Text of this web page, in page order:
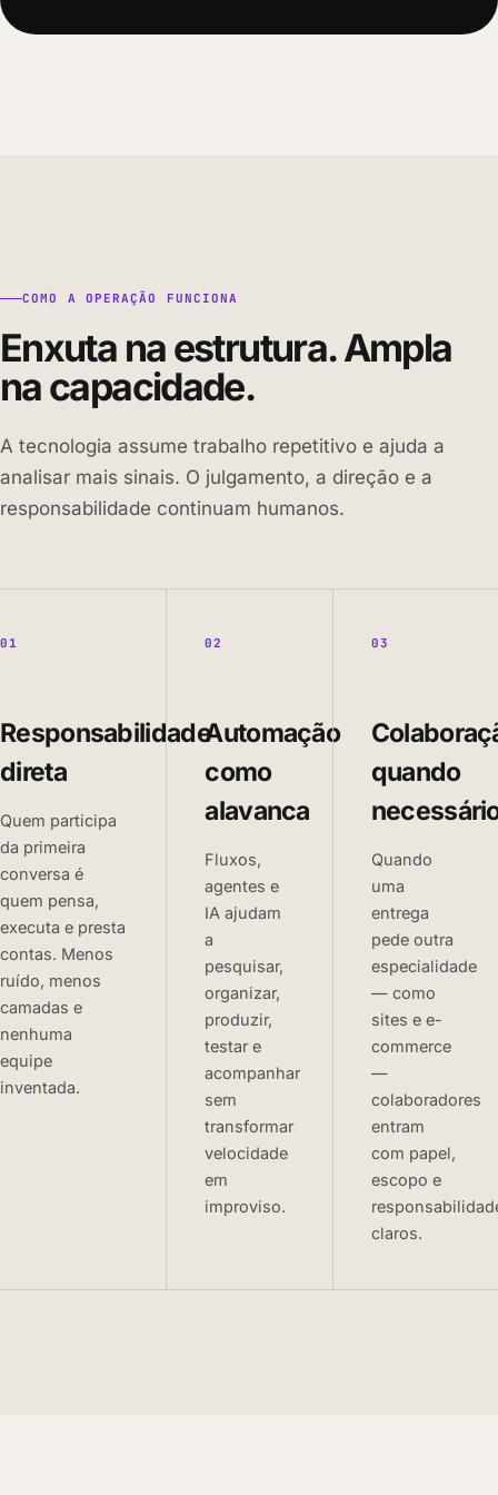
COMO A OPERAÇÃO FUNCIONA
Enxuta na estrutura. Ampla
na capacidade.
A tecnologia assume trabalho repetitivo e ajuda a
analisar mais sinais. O julgamento, a direção e a
responsabilidade continuam humanos.
01
Responsabilidade
direta
Quem participa
da primeira
conversa é
quem pensa,
executa e presta
contas. Menos
ruído, menos
camadas e
nenhuma
equipe
inventada.
02
Automação
como
alavanca
Fluxos,
agentes e
IA ajudam
a
pesquisar,
organizar,
produzir,
testar e
acompanhar
sem
transformar
velocidade
em
improviso.
03
quando
Quando
uma
entrega
pede outra
especialidade
— como
sites e e-
commerce
—
colaboradores
entram
com papel,
escopo e
claros.